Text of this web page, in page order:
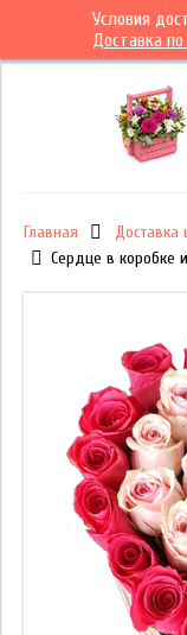
Условия
Доставка
Главная Доставка
Сердце в коробке